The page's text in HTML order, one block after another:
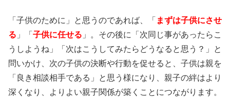
「子供のために」と思うのであれば、「 まずは子供にさせ
る 」「 子供に任せる 」。その後に「次同じ事があったらこ
うしようね」「次はこうしてみたらどうなると思う？」と
問いかけ、次の子供の決断や行動を促せると、子供は親を
「良き相談相手である」と思う様になり、親子の絆はより
深くなり、よりよい親子関係が築くことにつながります。